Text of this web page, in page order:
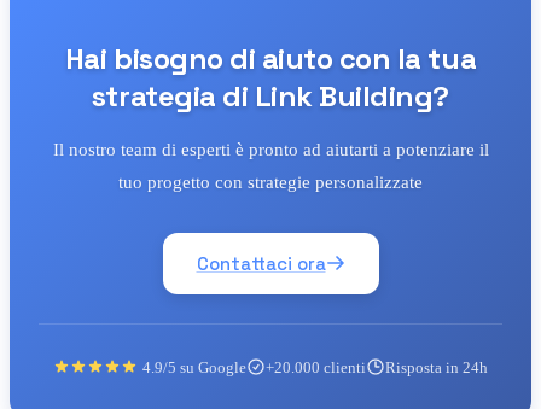
Hai bisogno di aiuto con la tua
strategia di Link Building?
Il nostro team di esperti è pronto ad aiutarti a potenziare il
tuo progetto con strategie personalizzate
Contattaci ora
4.9/5 su Google +20.000 clienti Risposta in 24h